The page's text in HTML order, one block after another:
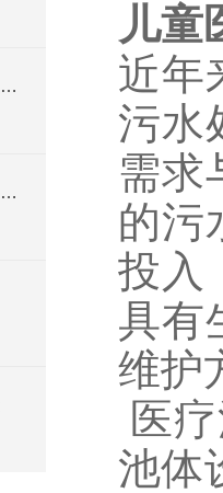
安全环保，用小型医疗废水处理设备
小型医疗废水处理设备的防腐要求你做到了吗
儿童
近年
污水
需求
的污
投入
具有
维护
医
池体